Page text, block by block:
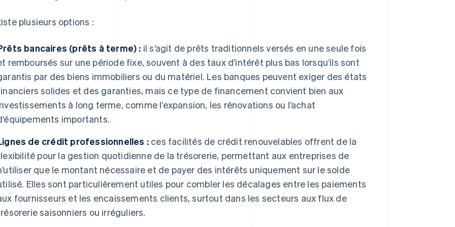
plusieurs options :
bancaires (prêts à terme) : il s’agit de prêts traditionnels versés en une seule fois
remboursés sur une période fixe, souvent à des taux d’intérêt plus bas lorsqu’ils sont
par des biens immobiliers ou du matériel. Les banques peuvent exiger des états
solides et des garanties, mais ce type de financement convient bien aux
à long terme, comme l’expansion, les rénovations ou l’achat
importants.
de crédit professionnelles : ces facilités de crédit renouvelables offrent de la
pour la gestion quotidienne de la trésorerie, permettant aux entreprises de
que le montant nécessaire et de payer des intérêts uniquement sur le solde
Elles sont particulièrement utiles pour combler les décalages entre les paiements
fournisseurs et les encaissements clients, surtout dans les secteurs aux flux de
saisonniers ou irréguliers.